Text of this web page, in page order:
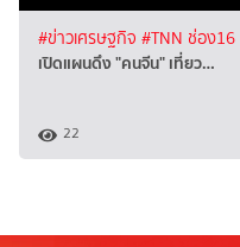
#ข่าวเศรษฐกิจ #TNN ช่อง16
เปิดแผนดึง "คนจีน" เที่ยว…
22